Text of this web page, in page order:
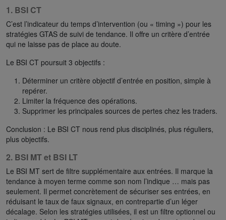
1. BSI CT
C’est l’indicateur du temps d’intervention (ou « timing ») pour les
stratégies GTAS de suivi de tendance. Il offre un critère d’entrée
qui ne laisse pas de place au doute.
Le BSI CT poursuit 3 objectifs :
Déterminer un critère objectif d’entrée en position, simple à
repérer.
Limiter la fréquence des opérations.
Supprimer les principales sources de pertes chez les traders.
Conclusion : Le BSI CT nous rend plus disciplinés, plus réguliers,
plus objectifs.
2. BSI MT et BSI LT
Le BSI MT sert de filtre supplémentaire aux entrées. Il marque la
tendance à moyen terme comme son nom l’indique … mais pas
seulement. Il permet concrètement de sécuriser ses entrées, en
réduisant le taux de faux signaux, en contrepartie d’un léger
décalage. Selon les stratégies utilisées, il est un filtre optionnel ou